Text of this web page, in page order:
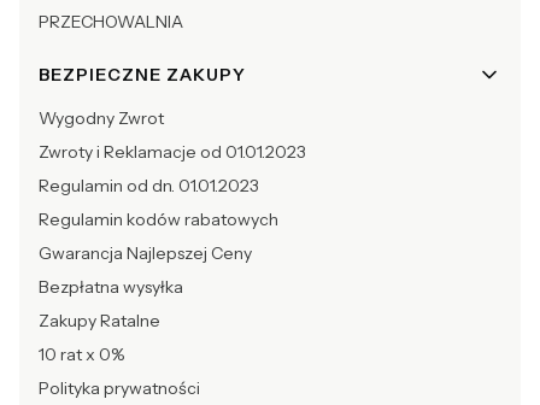
PRZECHOWALNIA
BEZPIECZNE ZAKUPY
Wygodny Zwrot
Zwroty i Reklamacje od 01.01.2023
Regulamin od dn. 01.01.2023
Regulamin kodów rabatowych
Gwarancja Najlepszej Ceny
Bezpłatna wysyłka
Zakupy Ratalne
10 rat x 0%
Polityka prywatności